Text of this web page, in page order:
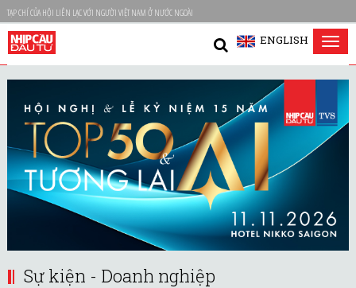
TẠP CHÍ CỦA HỘI LIÊN LẠC VỚI NGƯỜI VIỆT NAM Ở NƯỚC NGOÀI
ENGLISH
Sự kiện - Doanh nghiệp